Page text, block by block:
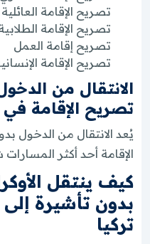
تصريح الإقامة العائلية
تصريح الإقامة
تصريح إقامة العمل
تصريح الإقامة
الانتقال من
تصريح الإقامة في
يُعد الانتقال من الدخول
الإقامة أحد أكثر المسارات
كيف ينتقل
بدون تأشيرة
تركيا